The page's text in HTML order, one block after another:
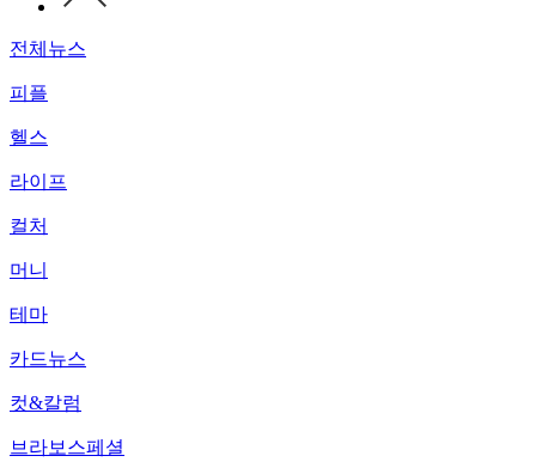
전체뉴스
피플
헬스
라이프
컬처
머니
테마
카드뉴스
컷&칼럼
브라보스페셜